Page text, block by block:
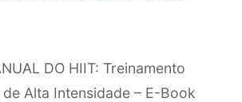
DO HIIT: Treinamento
Alta Intensidade – E-Book